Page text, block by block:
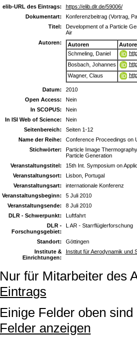
elib-URL des Eintrags:
https://elib.dlr.de/59006/
Dokumentart:
Konferenzbeitrag (Vortrag,
Titel:
Development of a Particle
Air
Autoren:
Autoren
Schmeling, Daniel
Bosbach, Johannes
Wagner, Claus
Datum:
2010
Open Access:
Nein
In SCOPUS:
Nein
In ISI Web of Science:
Nein
Seitenbereich:
Seiten 1-12
Name der Reihe:
Conference Proceedings on
Stichwörter:
Particle Image
Particle Generation
Veranstaltungstitel:
15th Int. Symposium on
Veranstaltungsort:
Lisbon, Portugal
Veranstaltungsart:
internationale Konferenz
Veranstaltungsbeginn:
5 Juli 2010
Veranstaltungsende:
8 Juli 2010
DLR - Schwerpunkt:
Luftfahrt
DLR -
Forschungsgebiet:
L AR - Starrflüglerforschung
Standort:
Göttingen
Institute &
Einrichtungen:
Institut für Aerodynamik und
Nur für Mitarbeiter des
Eintrags
Einige Felder oben
Felder anzeigen